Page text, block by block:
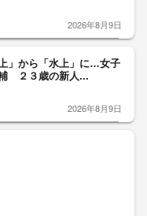
2026年8月9日
」から「水上」に…女子
２３歳の新人...
2026年8月9日